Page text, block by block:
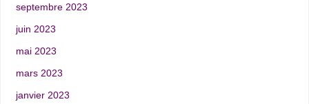
septembre 2023
juin 2023
mai 2023
mars 2023
janvier 2023